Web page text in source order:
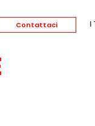
Contattaci